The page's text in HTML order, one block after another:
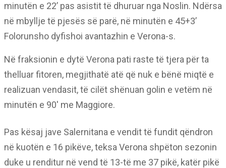
minutën e 22’ pas asistit të dhuruar nga Noslin. Ndërsa
në mbyllje të pjesës së parë, në minutën e 45+3’
Folorunsho dyfishoi avantazhin e Verona-s.
Në fraksionin e dytë Verona pati raste të tjera për ta
thelluar fitoren, megjithatë atë që nuk e bënë miqtë e
realizuan vendasit, të cilët shënuan golin e vetëm në
minutën e 90′ me Maggiore.
Pas kësaj jave Salernitana e vendit të fundit qëndron
në kuotën e 16 pikëve, teksa Verona shpëton sezonin
duke u renditur në vend të 13-të me 37 pikë, katër pikë